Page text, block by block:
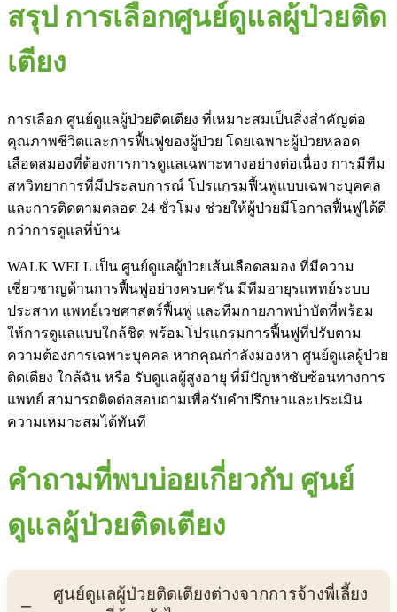
สรุป การเลือกศูนย์ดูแลผู้ป่วยติด
เตียง
การเลือก ศูนย์ดูแลผู้ป่วยติดเตียง ที่เหมาะสมเป็นสิ่งสำคัญต่อ
คุณภาพชีวิตและการฟื้นฟูของผู้ป่วย โดยเฉพาะผู้ป่วยหลอด
เลือดสมองที่ต้องการการดูแลเฉพาะทางอย่างต่อเนื่อง การมีทีม
สหวิทยาการที่มีประสบการณ์ โปรแกรมฟื้นฟูแบบเฉพาะบุคคล
และการติดตามตลอด 24 ชั่วโมง ช่วยให้ผู้ป่วยมีโอกาสฟื้นฟูได้ดี
กว่าการดูแลที่บ้าน
WALK WELL เป็น ศูนย์ดูแลผู้ป่วยเส้นเลือดสมอง ที่มีความ
เชี่ยวชาญด้านการฟื้นฟูอย่างครบครัน มีทีมอายุรแพทย์ระบบ
ประสาท แพทย์เวชศาสตร์ฟื้นฟู และทีมกายภาพบำบัดที่พร้อม
ให้การดูแลแบบใกล้ชิด พร้อมโปรแกรมการฟื้นฟูที่ปรับตาม
ความต้องการเฉพาะบุคคล หากคุณกำลังมองหา ศูนย์ดูแลผู้ป่วย
ติดเตียง ใกล้ฉัน หรือ รับดูแลผู้สูงอายุ ที่มีปัญหาซับซ้อนทางการ
แพทย์ สามารถติดต่อสอบถามเพื่อรับคำปรึกษาและประเมิน
ความเหมาะสมได้ทันที
คำถามที่พบบ่อยเกี่ยวกับ ศูนย์
ดูแลผู้ป่วยติดเตียง
ศูนย์ดูแลผู้ป่วยติดเตียงต่างจากการจ้างพี่เลี้ยง